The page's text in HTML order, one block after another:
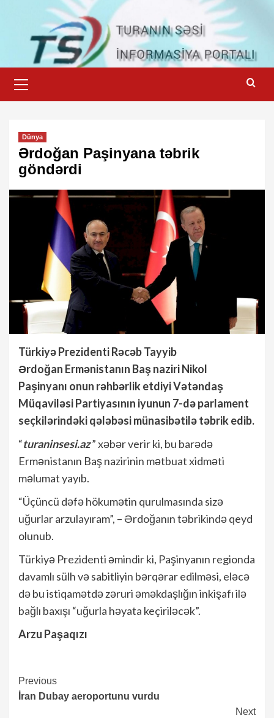
content
Menu
Dünya
Ərdoğan Paşinyana təbrik
göndərdi
Türkiyə Prezidenti Rəcəb Tayyib
Ərdoğan Ermənistanın Baş naziri Nikol
Paşinyanı onun rəhbərlik etdiyi Vətəndaş
Müqaviləsi Partiyasının iyunun 7-də parlament
seçkilərindəki qələbəsi münasibətilə təbrik edib.
“turaninsesi.az” xəbər verir ki, bu barədə
Ermənistanın Baş nazirinin mətbuat xidməti
məlumat yayıb.
“Üçüncü dəfə hökumətin qurulmasında sizə
uğurlar arzulayıram”, – Ərdoğanın təbrikində qeyd
olunub.
Türkiyə Prezidenti əmindir ki, Paşinyanın regionda
davamlı sülh və sabitliyin bərqərar edilməsi, eləcə
də bu istiqamətdə zəruri əməkdaşlığın inkişafı ilə
bağlı baxışı “uğurla həyata keçiriləcək”.
Arzu Paşaqızı
Continue
Reading
Previous
İran Dubay aeroportunu vurdu
Next